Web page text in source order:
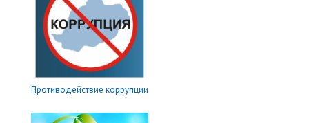
Противодействие коррупции